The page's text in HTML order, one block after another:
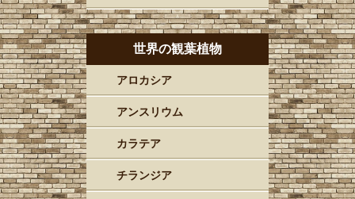
世界の観葉植物
アロカシア
アンスリウム
カラテア
チランジア